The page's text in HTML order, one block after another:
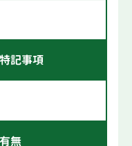
記事項
無